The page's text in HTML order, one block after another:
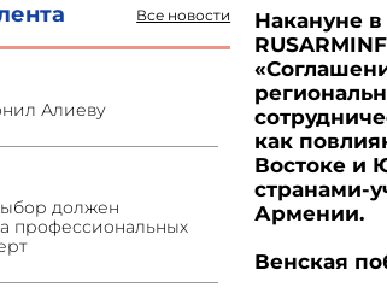
Все новости
Алиеву
должен
профессиональных
Накануне
как
Востоке и
странами-
Армении.
Венская